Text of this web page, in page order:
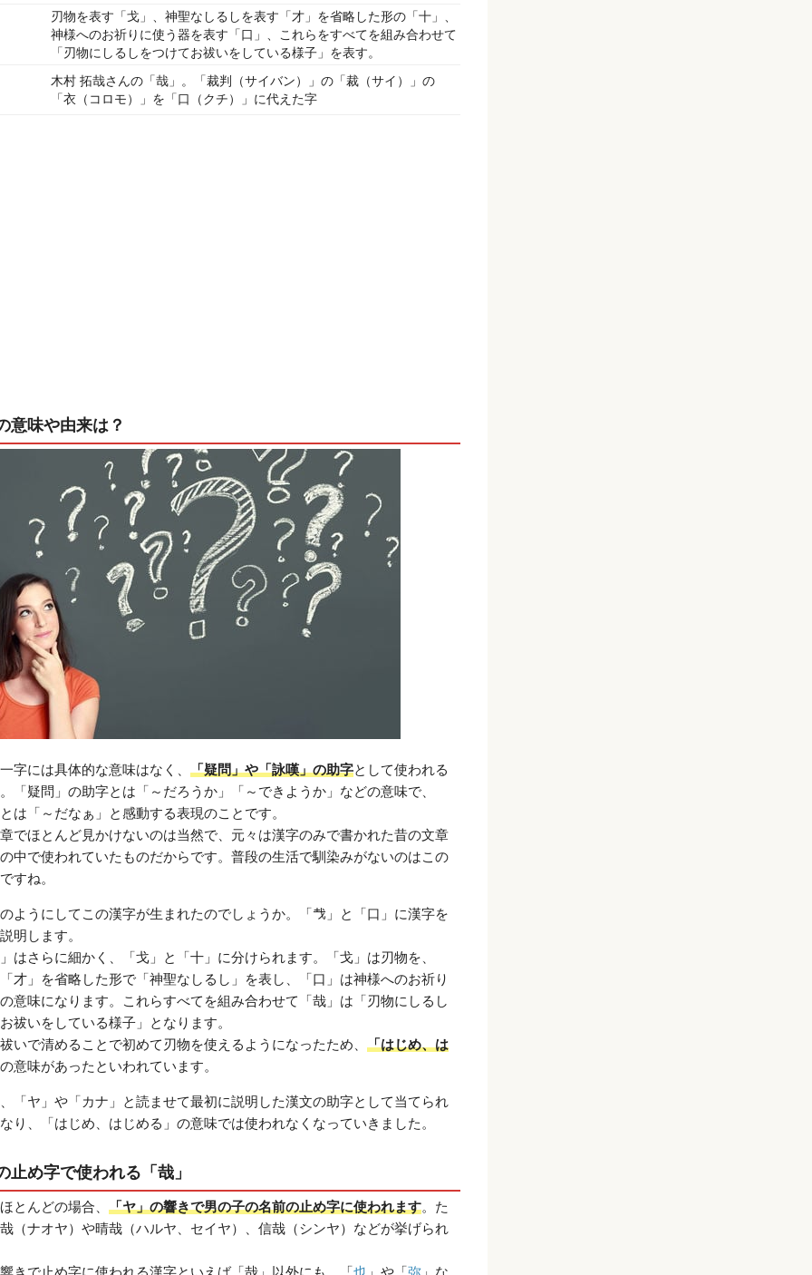
刃物を表す「戈」、神聖なしるしを表す「才」を省略した形の「十」、
神様へのお祈りに使う器を表す「口」、これらをすべてを組み合わせて
「刃物にしるしをつけてお祓いをしている様子」を表す。
木村 拓哉さんの「哉」。「裁判（サイバン）」の「裁（サイ）」の
「衣（コロモ）」を「口（クチ）」に代えた字
意味や由来は？
字には具体的な意味はなく、 「疑問」や「詠嘆」の助字として使われる
「疑問」の助字とは「～だろうか」「～できようか」などの意味で、
は「～だなぁ」と感動する表現のことです。
でほとんど見かけないのは当然で、元々は漢字のみで書かれた昔の文章
中で使われていたものだからです。普段の生活で馴染みがないのはこの
すね。
ようにしてこの漢字が生まれたのでしょうか。「𢦏」と「口」に漢字を
明します。
はさらに細かく、「戈」と「十」に分けられます。「戈」は刃物を、
才」を省略した形で「神聖なしるし」を表し、「口」は神様へのお祈り
意味になります。これらすべてを組み合わせて「哉」は「刃物にしるし
祓いをしている様子」となります。
いで清めることで初めて刃物を使えるようになったため、 「はじめ、は
の意味があったといわれています。
「ヤ」や「カナ」と読ませて最初に説明した漢文の助字として当てられ
り、「はじめ、はじめる」の意味では使われなくなっていきました。
止め字で使われる「哉」
とんどの場合、 「ヤ」の響きで男の子の名前の止め字に使われます。た
（ナオヤ）や晴哉（ハルヤ、セイヤ）、信哉（シンヤ）などが挙げられ
きで止め字に使われる漢字といえば「哉」以外にも、「也 」や「弥 」な